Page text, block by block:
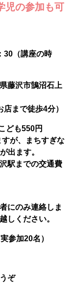
児の参加も可
30（講座の時
藤沢市鵠沼石上
で徒歩4分）
ども550円
、まちすぎな
出ます。
までの交通費
のみ連絡しま
しください。
参加20名）
ぞ